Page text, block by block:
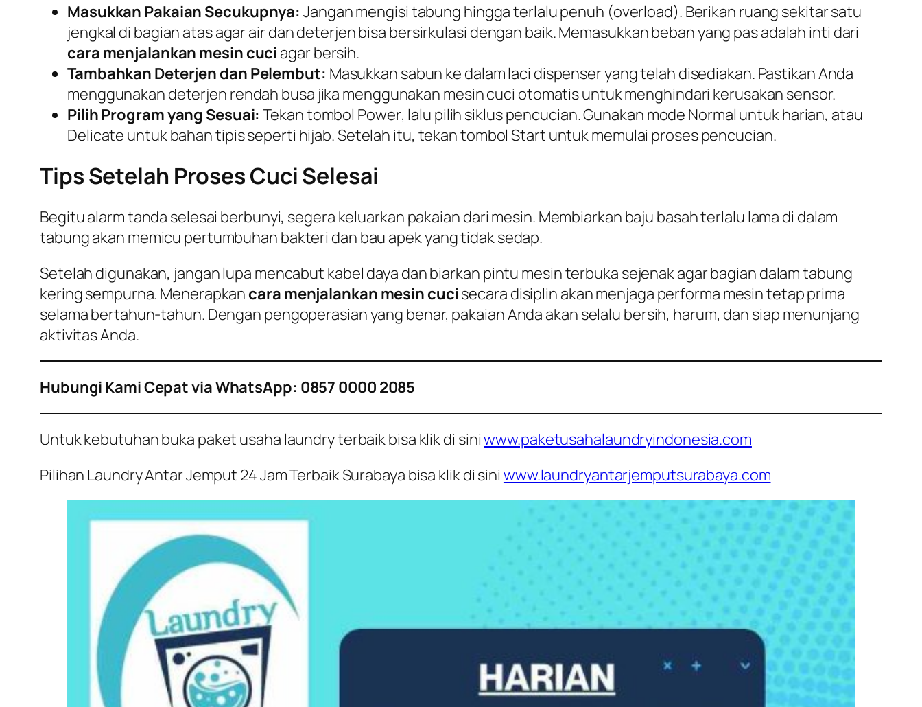
Masukkan Pakaian Secukupnya: Jangan mengisi tabung hingga terlalu penuh (overload). Berikan ruang sekitar satu
jengkal di bagian atas agar air dan deterjen bisa bersirkulasi dengan baik. Memasukkan beban yang pas adalah inti dari
cara menjalankan mesin cuci agar bersih.
Tambahkan Deterjen dan Pelembut: Masukkan sabun ke dalam laci dispenser yang telah disediakan. Pastikan Anda
menggunakan deterjen rendah busa jika menggunakan mesin cuci otomatis untuk menghindari kerusakan sensor.
Pilih Program yang Sesuai: Tekan tombol Power, lalu pilih siklus pencucian. Gunakan mode Normal untuk harian, atau
Delicate untuk bahan tipis seperti hijab. Setelah itu, tekan tombolStart untuk memulai proses pencucian.
Tips Setelah Proses Cuci Selesai
Begitu alarm tanda selesai berbunyi, segera keluarkan pakaian dari mesin. Membiarkan baju basah terlalu lama di dalam
tabung akan memicu pertumbuhan bakteri dan bau apek yang tidak sedap.
Setelah digunakan, jangan lupa mencabut kabel daya dan biarkan pintu mesin terbuka sejenak agar bagian dalam tabung
kering sempurna. Menerapkan cara menjalankan mesin cucisecara disiplin akan menjaga performa mesin tetap prima
selama bertahun-tahun. Dengan pengoperasian yang benar, pakaian Anda akan selalu bersih, harum, dan siap menunjang
aktivitas Anda.
Hubungi Kami Cepat via WhatsApp: 0857 0000 2085
Untuk kebutuhan buka paket usaha laundry terbaik bisa klik di siniwww.paketusahalaundryindonesia.com
Pilihan Laundry Antar Jemput 24 Jam Terbaik Surabaya bisa klik di sini www.laundryantarjemputsurabaya.com